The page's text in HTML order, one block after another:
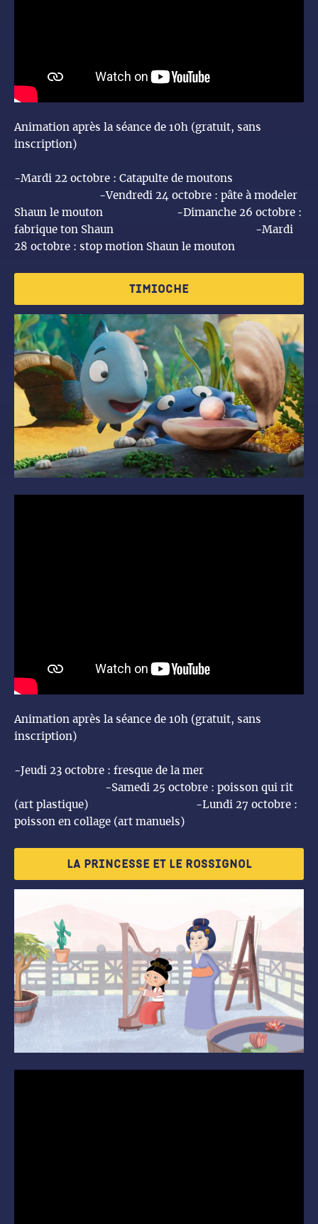
Animation après la séance de 10h (gratuit, sans
inscription)
-Mardi 22 octobre : Catapulte de moutons
-Vendredi 24 octobre : pâte à modeler
Shaun le mouton -Dimanche 26 octobre :
fabrique ton Shaun -Mardi
28 octobre : stop motion Shaun le mouton
Timioche
Animation après la séance de 10h (gratuit, sans
inscription)
-Jeudi 23 octobre : fresque de la mer
-Samedi 25 octobre : poisson qui rit
(art plastique) -Lundi 27 octobre :
poisson en collage (art manuels)
La princesse et le rossignol